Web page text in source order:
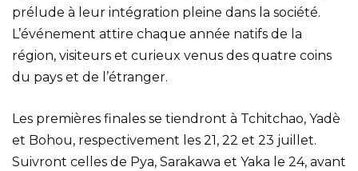
prélude à leur intégration pleine dans la société.
L’événement attire chaque année natifs de la
région, visiteurs et curieux venus des quatre coins
du pays et de l’étranger.
Les premières finales se tiendront à Tchitchao, Yadè
et Bohou, respectivement les 21, 22 et 23 juillet.
Suivront celles de Pya, Sarakawa et Yaka le 24, avant